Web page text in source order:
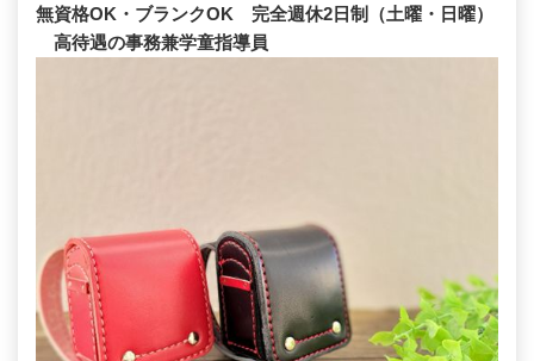
無資格OK・ブランクOK 完全週休2日制（土曜・日曜）
高待遇の事務兼学童指導員